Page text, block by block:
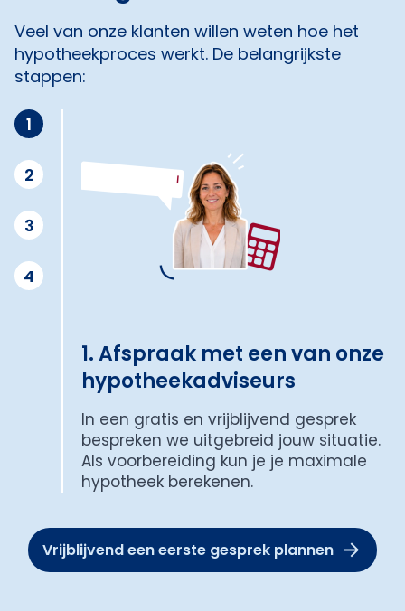
Veel van onze klanten willen weten hoe het
hypotheekproces werkt. De belangrijkste
stappen:
1
2
3
4
1. Afspraak met een van onze
hypotheekadviseurs
In een gratis en vrijblijvend gesprek
bespreken we uitgebreid jouw situatie.
Als voorbereiding kun je je maximale
hypotheek berekenen.
Vrijblijvend een eerste gesprek plannen